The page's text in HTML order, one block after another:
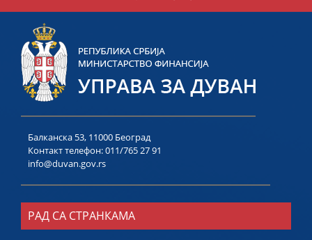
Балканска 53, 11000 Београд
Контакт телефон:011/765 27 91
info@duvan.gov.rs
РАД СА СТРАНКАМА